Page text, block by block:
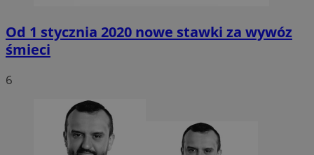
Od 1 stycznia 2020 nowe stawki za wywóz
śmieci
6